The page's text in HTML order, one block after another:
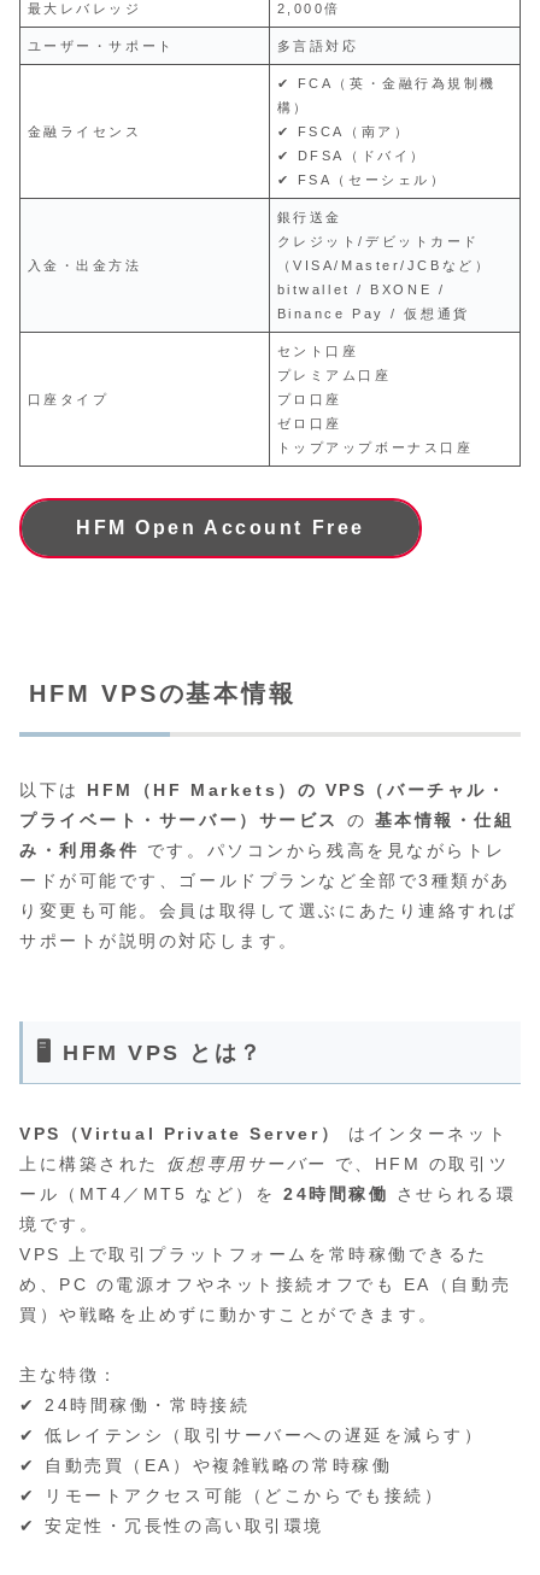
最大レバレッジ 2,000倍
ユーザー・サポート 多言語対応
金融ライセンス
✔ FCA（英・金融行為規制機
構）
✔ FSCA（南ア）
✔ DFSA（ドバイ）
✔ FSA（セーシェル）
入金・出金方法
銀行送金
クレジット/デビットカード
（VISA/Master/JCBなど）
bitwallet / BXONE /
Binance Pay / 仮想通貨
口座タイプ
セント口座
プレミアム口座
プロ口座
ゼロ口座
トップアップボーナス口座
HFM Open Account Free
HFM VPSの基本情報
以下は HFM（HF Markets）の VPS（バーチャル・
プライベート・サーバー）サービス
の 基本情報・仕組
み・利用条件
です。パソコンから残高を見ながらトレ
ードが可能です、ゴールドプランなど全部で3種類があ
り変更も可能。会員は取得して選ぶにあたり連絡すれば
サポートが説明の対応します。
🖥️ HFM VPS とは？
VPS（Virtual Private Server）
はインターネット
上に構築された 仮想専用サーバー
で、HFM の取引ツ
ール（MT4／MT5 など）を 24時間稼働
させられる環
境です。
VPS 上で取引プラットフォームを常時稼働できるた
め、PC の電源オフやネット接続オフでも EA（自動売
買）や戦略を止めずに動かすことができます。
主な特徴：
✔ 24時間稼働・常時接続
✔ 低レイテンシ（取引サーバーへの遅延を減らす）
✔ 自動売買（EA）や複雑戦略の常時稼働
✔ リモートアクセス可能（どこからでも接続）
✔ 安定性・冗長性の高い取引環境